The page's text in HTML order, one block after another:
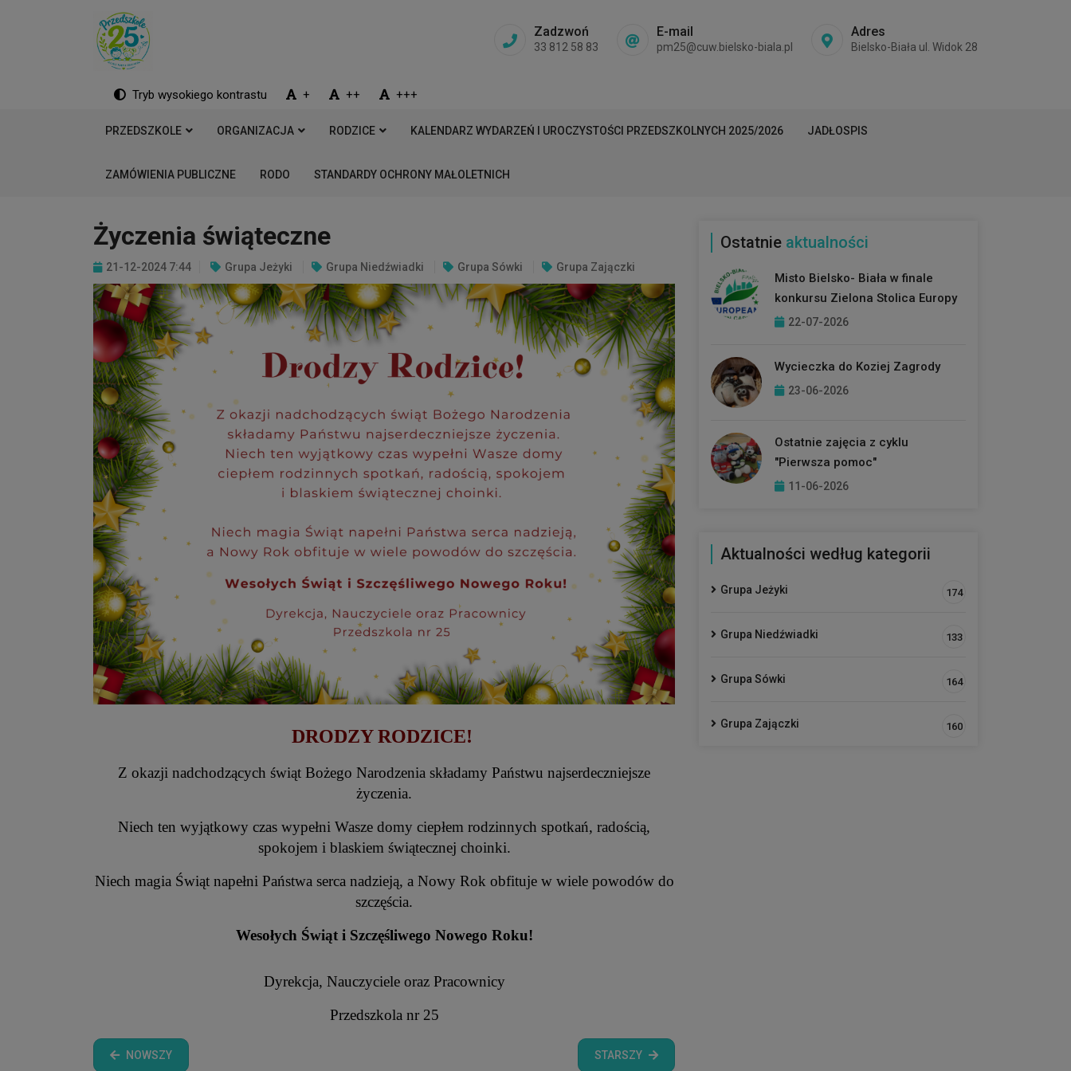
Zadzwoń
33 812 58 83
E-mail
pm25@cuw.bielsko-biala.pl
Adres
Bielsko-Biała ul. Widok 28
Tryb wysokiego kontrastu + ++ +++
PRZEDSZKOLE ORGANIZACJA RODZICE KALENDARZ WYDARZEŃ I UROCZYSTOŚCI PRZEDSZKOLNYCH 2025/2026 JADŁOSPIS
ZAMÓWIENIA PUBLICZNE RODO STANDARDY OCHRONY MAŁOLETNICH
Życzenia świąteczne
21-12-2024 7:44 Grupa Jeżyki Grupa Niedźwiadki Grupa Sówki Grupa Zajączki
DRODZY RODZICE!
Z okazji nadchodzących świąt Bożego Narodzenia składamy Państwu najserdeczniejsze
życzenia.
Niech ten wyjątkowy czas wypełni Wasze domy ciepłem rodzinnych spotkań, radością,
spokojem i blaskiem świątecznej choinki.
Niech magia Świąt napełni Państwa serca nadzieją, a Nowy Rok obfituje w wiele powodów do
szczęścia.
Wesołych Świąt i Szczęśliwego Nowego Roku!
Dyrekcja, Nauczyciele oraz Pracownicy
Przedszkola nr 25
NOWSZY STARSZY
Ostatnie aktualności
Misto Bielsko- Biała w finale
konkursu Zielona Stolica Europy
22-07-2026
Wycieczka do Koziej Zagrody
23-06-2026
Ostatnie zajęcia z cyklu
"Pierwsza pomoc"
11-06-2026
Aktualności według kategorii
Grupa Jeżyki 174
Grupa Niedźwiadki 133
Grupa Sówki 164
Grupa Zajączki 160